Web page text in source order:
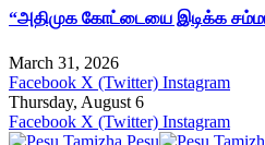
“அதிமுக கோட்டையை இடிக்க
March 31, 2026
Facebook X (Twitter) Instagram
Thursday, August 6
Facebook X (Twitter) Instagram